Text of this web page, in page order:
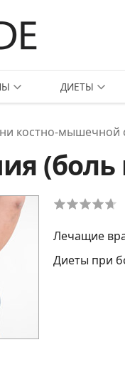
ДИЕТЫ
костно-мышечной
(боль
Лечащие
Диеты при